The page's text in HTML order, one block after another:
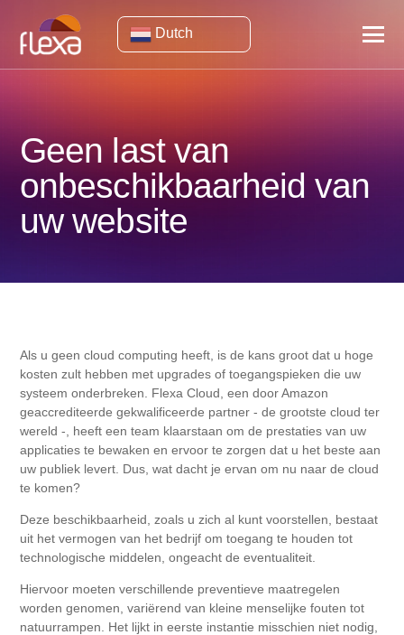
Dutch
Geen last van
onbeschikbaarheid van
uw website
Als u geen cloud computing heeft, is de kans groot dat u hoge
kosten zult hebben met upgrades of toegangspieken die uw
systeem onderbreken. Flexa Cloud, een door Amazon
geaccrediteerde gekwalificeerde partner - de grootste cloud ter
wereld -, heeft een team klaarstaan ​​om de prestaties van uw
applicaties te bewaken en ervoor te zorgen dat u het beste aan
uw publiek levert. Dus, wat dacht je ervan om nu naar de cloud
te komen?
Deze beschikbaarheid, zoals u zich al kunt voorstellen, bestaat
uit het vermogen van het bedrijf om toegang te houden tot
technologische middelen, ongeacht de eventualiteit.
Hiervoor moeten verschillende preventieve maatregelen
worden genomen, variërend van kleine menselijke fouten tot
natuurrampen. Het lijkt in eerste instantie misschien niet nodig,